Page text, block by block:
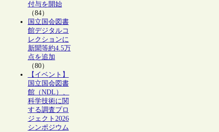
付与を開始
（84）
国立国会図書
館デジタルコ
レクションに
新聞等約4.5万
点を追加
（80）
【イベント】
国立国会図書
館（NDL）、
科学技術に関
する調査プロ
ジェクト2026
シンポジウム